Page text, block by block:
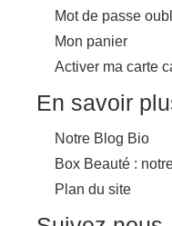
Mot de passe
Mon panier
Activer ma carte
En savoir
Notre Blog Bio
Box Beauté :
Plan du site